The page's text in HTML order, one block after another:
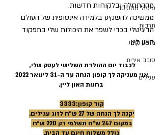
טיפול 10,000
תרבות
מופע קומי
סובב אירית
עגילים
מההתחלה ובלקוחות חדשות.
ממשיכה להשקיע בלמידה אינסופית של העולם
הדיגיטלי בכדי לשפר את היכולות שלי בתפקוד
האון ליין.
לכבוד יום ההולדת השלישי לעסק שלי,
אני מעניקה לך קופון הנחה עד ה-31 לינואר 2022
קוד קופון:3333
יקנה לך הנחה של 27 ש"ח לזוג עגילים.
במקום 247 ש"ח תשלמי רק 220 ש"ח
כולל משלוח חינם עד הבית.